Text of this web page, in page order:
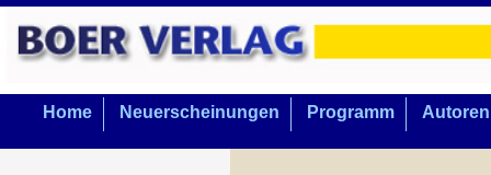
Home Neuerscheinungen Programm Autoren